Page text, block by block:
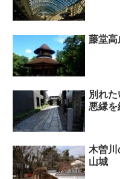
藤堂
別れ
悪縁を
木曽
山城